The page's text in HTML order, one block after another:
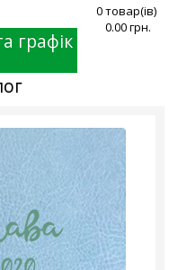
графік
0 товар(ів)
0.00 грн.